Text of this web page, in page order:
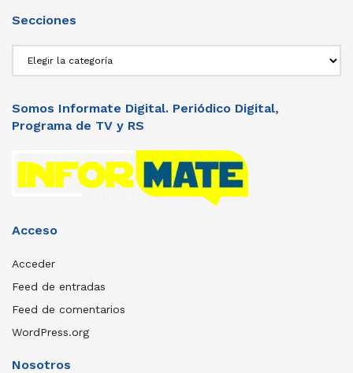
Secciones
Somos Informate Digital. Periódico Digital,
Programa de TV y RS
Acceso
Acceder
Feed de entradas
Feed de comentarios
WordPress.org
Nosotros